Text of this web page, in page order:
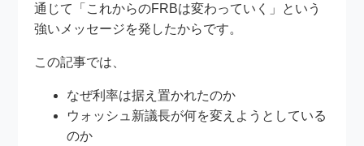
通じて「これからのFRBは変わっていく」という
強いメッセージを発したからです。
この記事では、
なぜ利率は据え置かれたのか
ウォッシュ新議長が何を変えようとしている
のか